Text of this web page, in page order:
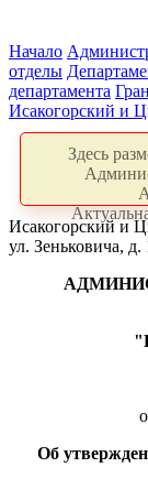
Начало
отделы
департамента
Исакогорский и
Здесь
Исакогорский и
ул. Зеньковича, д.
Об